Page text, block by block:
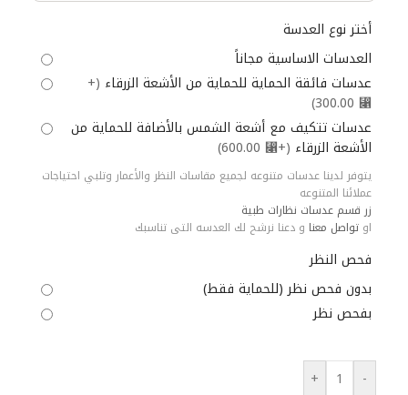
أختر نوع العدسة
العدسات الاساسية مجاناً
عدسات فائقة الحماية للحماية من الأشعة الزرقاء (+
⃁ 300.00)
عدسات تتكيف مع أشعة الشمس بالأضافة للحماية من
الأشعة الزرقاء (+⃁ 600.00)
يتوفر لدينا عدسات متنوعه لجميع مقاسات النظر والأعمار وتلبي احتياجات
عملائنا المتنوعه
زر قسم عدسات نظارات طبية
او تواصل معنا و دعنا نرشح لك العدسه التى تناسبك
فحص النظر
بدون فحص نظر (للحماية فقط)
بفحص نظر
-
+